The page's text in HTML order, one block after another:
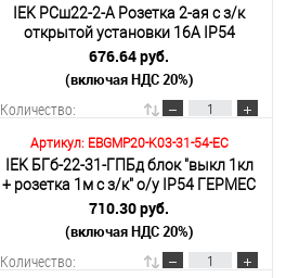
В корзину
Подробнее
IEK РСш22-2-А Розетка 2-ая с з/к
открытой установки 16А IP54
AQUATIC
676.64 руб.
(включая НДС 20%)
Количество:
В корзину
Подробнее
Артикул: EBGMP20-K03-31-54-EC
IEK БГб-22-31-ГПБд блок "выкл 1кл
+ розетка 1м с з/к" о/у IP54 ГЕРМЕС
PLUS (кл.бел./кр.дым.)
710.30 руб.
(включая НДС 20%)
Количество: